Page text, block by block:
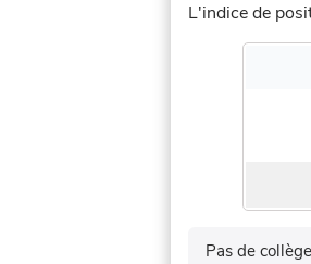
L'indice de
Pas de